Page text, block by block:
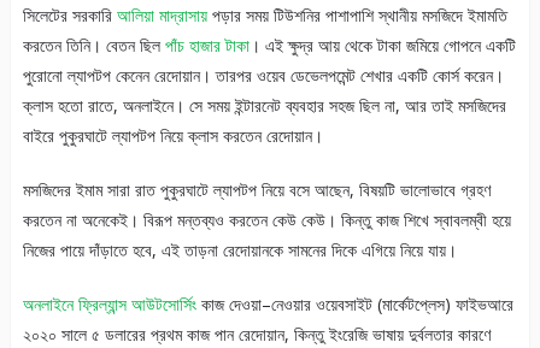
সিলেটের সরকারি আলিয়া মাদ্রাসায় পড়ার সময় টিউশনির পাশাপাশি স্থানীয় মসজিদে ইমামতি
করতেন তিনি। বেতন ছিলপাঁচ হাজার টাকা। এই ক্ষুদ্র আয় থেকে টাকা জমিয়ে গোপনে একটি
পুরোনো ল্যাপটপ কেনেন রেদোয়ান। তারপর ওয়েব ডেভেলপমেন্ট শেখার একটি কোর্স করেন।
ক্লাস হতো রাতে, অনলাইনে। সে সময় ইন্টারনেট ব্যবহার সহজ ছিল না, আর তাই মসজিদের
বাইরে পুকুরঘাটে ল্যাপটপ নিয়ে ক্লাস করতেন রেদোয়ান।
মসজিদের ইমাম সারা রাত পুকুরঘাটে ল্যাপটপ নিয়ে বসে আছেন, বিষয়টি ভালোভাবে গ্রহণ
করতেন না অনেকেই। বিরূপ মন্তব্যও করতেন কেউ কেউ। কিন্তু কাজ শিখে স্বাবলম্বী হয়ে
নিজের পায়ে দাঁড়াতে হবে, এই তাড়না রেদোয়ানকে সামনের দিকে এগিয়ে নিয়ে যায়।
অনলাইনে ফ্রিল্যান্স আউটসোর্সিং কাজ দেওয়া–নেওয়ার ওয়েবসাইট (মার্কেটপ্লেস) ফাইভআরে
২০২০ সালে ৫ ডলারের প্রথম কাজ পান রেদোয়ান, কিন্তু ইংরেজি ভাষায় দুর্বলতার কারণে